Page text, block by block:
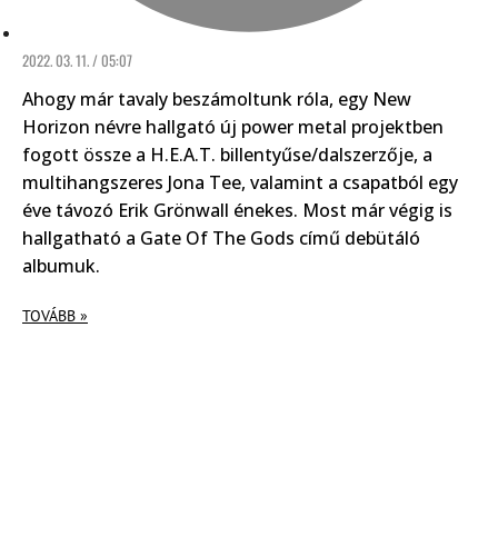
2022. 03. 11. / 05:07
Ahogy már tavaly beszámoltunk róla, egy New
Horizon névre hallgató új power metal projektben
fogott össze a H.E.A.T. billentyűse/dalszerzője, a
multihangszeres Jona Tee, valamint a csapatból egy
éve távozó Erik Grönwall énekes. Most már végig is
hallgatható a Gate Of The Gods című debütáló
albumuk.
TOVÁBB »